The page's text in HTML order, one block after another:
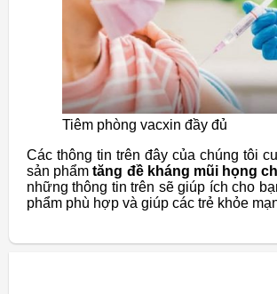
Tiêm phòng vacxin đầy đủ
Các thông tin trên đây của chúng tôi
sản phẩmtăng đề kháng mũi họng
những thông tin trên sẽ giúp ích cho
phẩm phù hợp và giúp các trẻ khỏe